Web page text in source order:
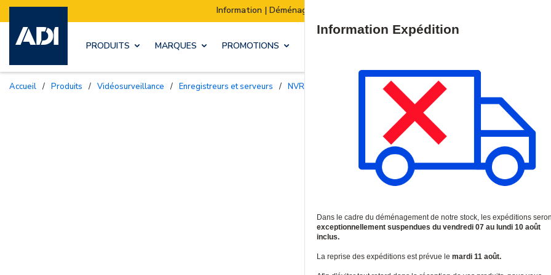
Information | Déménagement de notre stock : Les expéditions seront suspendues du 07 au 10 août
PRODUITS MARQUES PROMOTIONS
Accueil / Produits / Vidéosurveillance / Enregistreurs et serveurs / NVRs